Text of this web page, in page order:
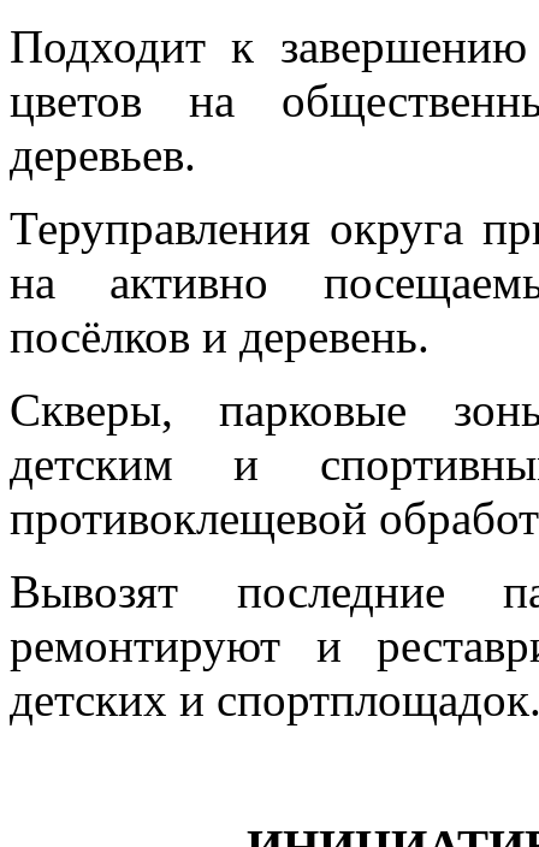
Подходит к
цветов на
деревьев.
Теруправления округа
на активно
посёлков и деревень.
Скверы, парковые
детским и
противоклещевой
Вывозят последние
ремонтируют и
детских и